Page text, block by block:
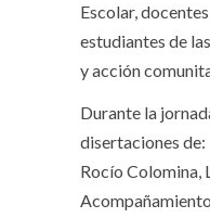
Escolar,
estudiantes de
y acción
Durante la
disertaciones de:
Rocío Colomina,